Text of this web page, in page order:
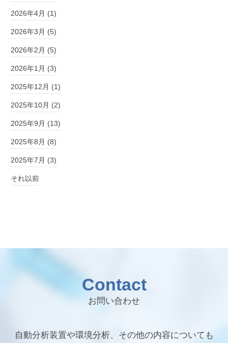
2026年4月 (1)
2026年3月 (5)
2026年2月 (5)
2026年1月 (3)
2025年12月 (1)
2025年10月 (2)
2025年9月 (13)
2025年8月 (8)
2025年7月 (3)
それ以前
Contact
お問い合わせ
自動分析装置や環境分析、その他の内容についても